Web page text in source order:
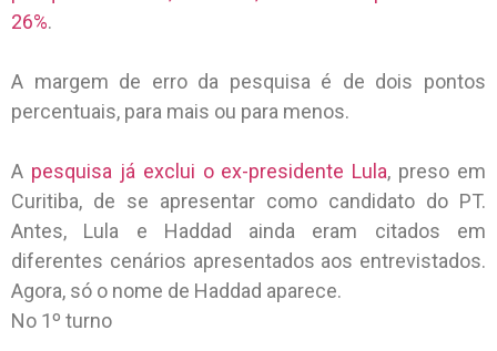
26%.
A margem de erro da pesquisa é de dois pontos
percentuais, para mais ou para menos.
A pesquisa já exclui o ex-presidente Lula, preso em
Curitiba, de se apresentar como candidato do PT.
Antes, Lula e Haddad ainda eram citados em
diferentes cenários apresentados aos entrevistados.
Agora, só o nome de Haddad aparece.
No 1º turno